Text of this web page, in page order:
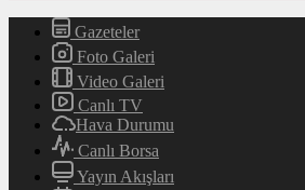
Gazeteler
Foto Galeri
Video Galeri
Canlı TV
Hava Durumu
Canlı Borsa
Yayın Akışları